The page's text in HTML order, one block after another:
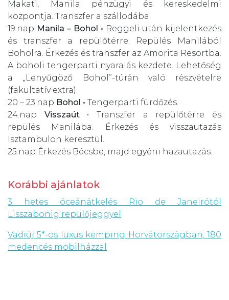
Makati, Manila pénzügyi és kereskedelmi
központja. Transzfer a szállodába.
19.nap Manila – Bohol • Reggeli után kijelentkezés
és transzfer a repülőtérre. Repülés Manilából
Boholra. Érkezés és transzfer az Amorita Resortba.
A boholi tengerparti nyaralás kezdete. Lehetőség
a „Lenyűgöző Bohol”-túrán való részvételre
(fakultatív extra).
20 – 23.nap Bohol • Tengerparti fürdőzés.
24.nap
Visszaút •
Transzfer a repülőtérre és
repülés Manilába. Érkezés és visszautazás
Isztambulon keresztül.
25.nap Érkezés Bécsbe, majd egyéni hazautazás.
Korábbi ajánlatok
3 hetes óceánátkelés Rio de Janeirótól
Lisszabonig repülőjeggyel
Vadiúj 5*-os luxus kemping Horvátországban, 180
medencés mobilházzal